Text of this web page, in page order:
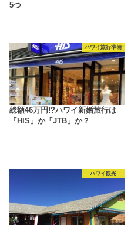
5つ
ハワイ旅行準備
総額46万円!?ハワイ新婚旅行は
「HIS」か「JTB」か？
ハワイ観光